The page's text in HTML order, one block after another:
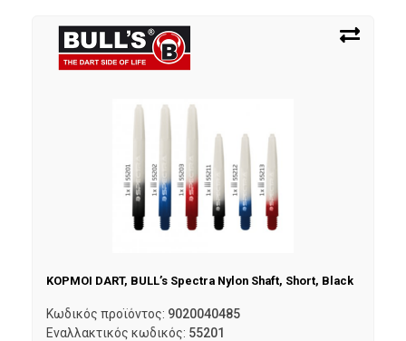
ΚΟΡΜΟΙ DART, BULL’s Spectra Nylon Shaft, Short, Black
Κωδικός προϊόντος: 9020040485
Εναλλακτικός κωδικός: 55201